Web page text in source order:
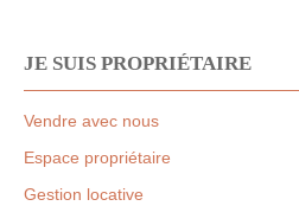
JE SUIS PROPRIÉTAIRE
Vendre avec nous
Espace propriétaire
Gestion locative